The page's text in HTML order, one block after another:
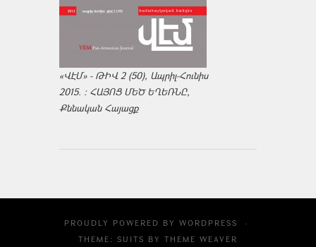
«ՎԷՄ» - ԹԻՎ 2 (50), Ապրիլ-Հունիս
2015. : ՀԱՅՈՑ ՄԵԾ ԵՂԵՌՆԸ,
Քննական Հայացք
PROUDLY POWERED BY WORDPRESS
·
THEME: SUITS BY THEME WEAVER